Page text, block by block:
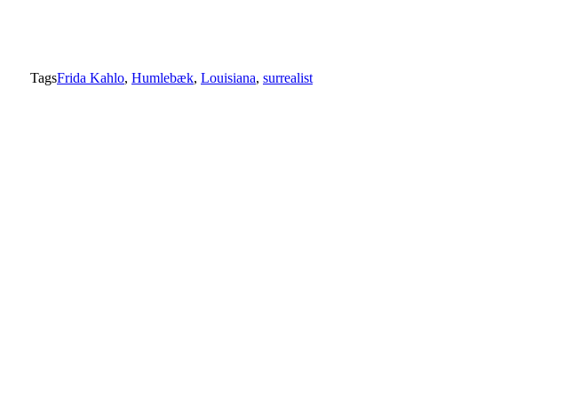
TagsFrida Kahlo, Humlebæk, Louisiana, surrealist